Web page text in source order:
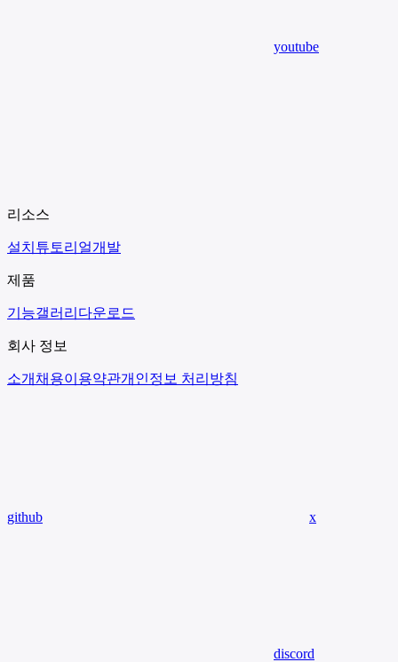
youtube
리소스
설치 튜토리얼개발
제품
기능갤러리 다운로드
회사 정보
소개 채용이용약관개인정보 처리방침
github x
discord